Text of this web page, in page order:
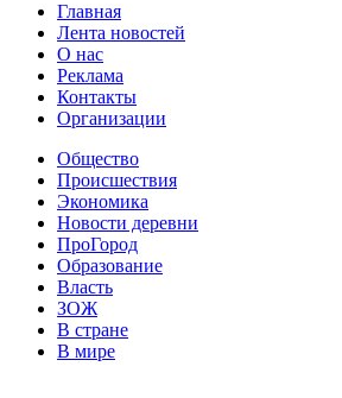
Главная
Лента новостей
О нас
Реклама
Контакты
Организации
Общество
Происшествия
Экономика
Новости деревни
ПроГород
Образование
Власть
ЗОЖ
В стране
В мире